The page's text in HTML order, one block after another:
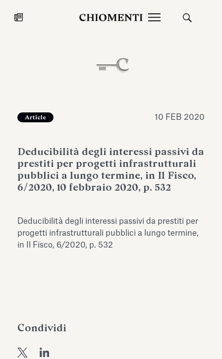
27 LUG 2026
ampliando gli spazi espositivi
dell’Antiquarium di Villa Albani
Torlonia
Leggi tutto
Article 10 FEB 2020
Deducibilità degli interessi passivi da
prestiti per progetti infrastrutturali
pubblici a lungo termine, in Il Fisco,
6/2020, 10 febbraio 2020, p. 532
Deducibilità degli interessi passivi da prestiti per
progetti infrastrutturali pubblici a lungo termine,
in Il Fisco, 6/2020, p. 532
Condividi